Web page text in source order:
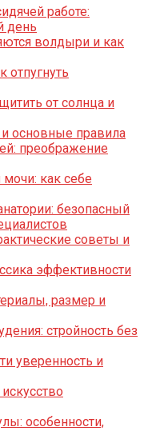
работе:
день
волдыри и как
отпугнуть
от солнца и
основные правила
преображение
как себе
безопасный
советы и
эффективности
размер и
стройность без
уверенность и
особенности,